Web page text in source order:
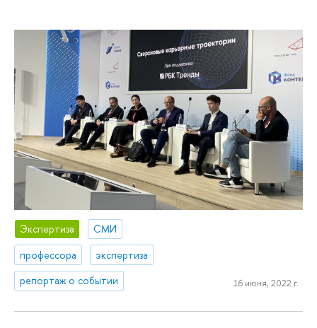
Экспертиза
СМИ
профессора
экспертиза
репортаж о событии
16 июня, 2022 г.